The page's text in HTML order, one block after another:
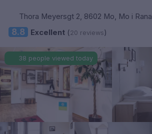
Bergen
Trondheim
Hele Sverige
Stockholm
Thora Meyersgt 2, 8602 Mo, Mo i Rana
8.8 Excellent(20 reviews)
38 people viewed today